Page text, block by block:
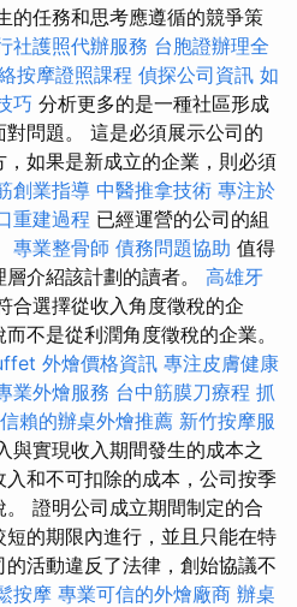
的任務和思考應遵循的競爭策
社護照代辦服務 台胞證辦理全
按摩證照課程 偵探公司資訊 如
巧 分析更多的是一種社區形成
問題。 這是必須展示公司的
如果是新成立的企業，則必須
創業指導 中醫推拿技術 專注於
重建過程 已經運營的公司的組
專業整骨師 債務問題協助 值得
介紹該計劃的讀者。 高雄牙
合選擇從收入角度徵稅的企
不是從利潤角度徵稅的企業。
外燴價格資訊 專注皮膚健康
業外燴服務 台中筋膜刀療程 抓
賴的辦桌外燴推薦 新竹按摩服
與實現​​收入期間發生的成本之
和不可扣除的成本，公司按季
證明公司成立期間制定的合
的期限內進行，並且只能在特
活動違反了法律，創始協議不
按摩 專業可信的外燴廠商 辦桌